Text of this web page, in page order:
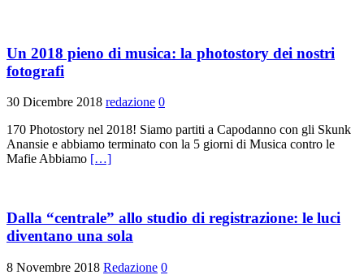
Un 2018 pieno di musica: la photostory dei nostri
fotografi
30 Dicembre 2018 redazione 0
170 Photostory nel 2018! Siamo partiti a Capodanno con gli Skunk
Anansie e abbiamo terminato con la 5 giorni di Musica contro le
Mafie Abbiamo […]
Dalla “centrale” allo studio di registrazione: le luci
diventano una sola
8 Novembre 2018 Redazione 0